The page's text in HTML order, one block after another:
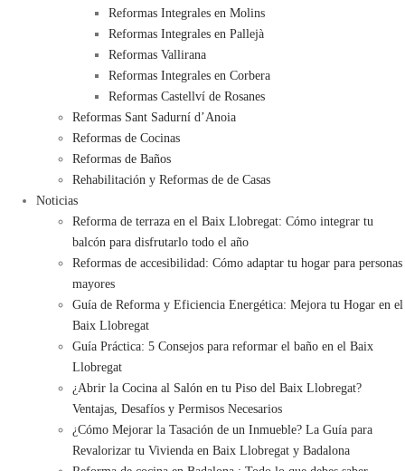
Reformas Integrales en Molins
Reformas Integrales en Pallejà
Reformas Vallirana
Reformas Integrales en Corbera
Reformas Castellví de Rosanes
Reformas Sant Sadurní d’Anoia
Reformas de Cocinas
Reformas de Baños
Rehabilitación y Reformas de de Casas
Noticias
Reforma de terraza en el Baix Llobregat: Cómo integrar tu
balcón para disfrutarlo todo el año
Reformas de accesibilidad: Cómo adaptar tu hogar para personas
mayores
Guía de Reforma y Eficiencia Energética: Mejora tu Hogar en el
Baix Llobregat
Guía Práctica: 5 Consejos para reformar el baño en el Baix
Llobregat
¿Abrir la Cocina al Salón en tu Piso del Baix Llobregat?
Ventajas, Desafíos y Permisos Necesarios
¿Cómo Mejorar la Tasación de un Inmueble? La Guía para
Revalorizar tu Vivienda en Baix Llobregat y Badalona